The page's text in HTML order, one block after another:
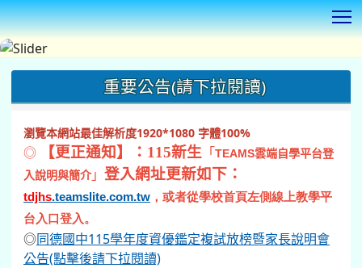
重要公告(請下拉閱讀)
瀏覽本網站最佳解析度1920*1080 字體100%
◎ 【更正通知】：115新生 「 TEAMS雲端自學平台登
入說明與簡介」 登入網址更新如下：
tdjhs.teamslite.com.tw ，或者從學校首頁左側線上教學平
台入口登入。
◎同德國中115學年度資優鑑定複試放榜暨家長說明會
公告(點擊後請下拉閱讀)